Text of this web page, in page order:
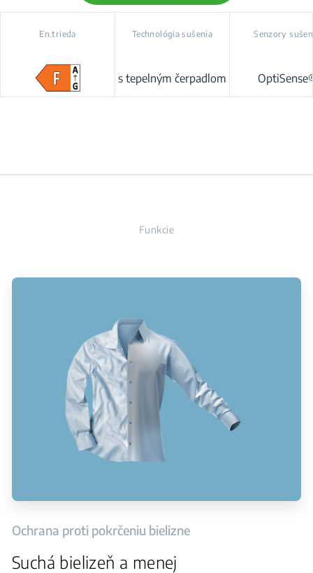
En.trieda Technológia sušenia
s tepelným čerpadlom
Senzory
Funkcie
Ochrana proti pokrčeniu bielizne
Suchá bielizeň a menej